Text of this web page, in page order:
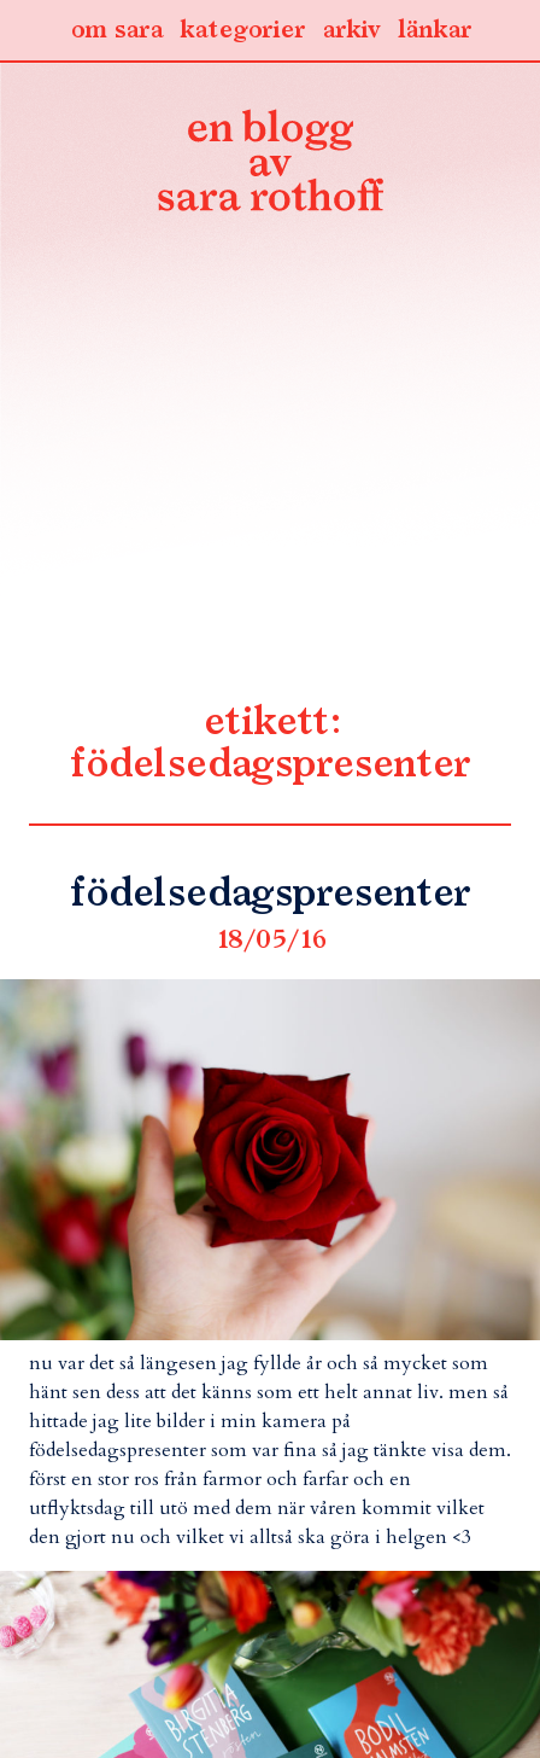
länkar
arkiv
kategorier
om sara
etikett:
födelsedagspresenter
födelsedagspresenter
18/05/16
nu var det så längesen jag fyllde år och så mycket som
hänt sen dess att det känns som ett helt annat liv. men så
hittade jag lite bilder i min kamera på
födelsedagspresenter som var fina så jag tänkte visa dem.
först en stor ros från farmor och farfar och en
utflyktsdag till utö med dem när våren kommit vilket
den gjort nu och vilket vi alltså ska göra i helgen <3